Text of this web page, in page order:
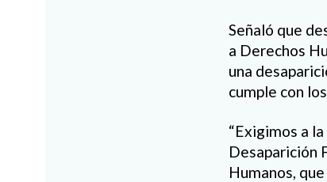
Señaló que
a Derechos
una
cumple con
“Exigimos a
Desaparición
Humanos,